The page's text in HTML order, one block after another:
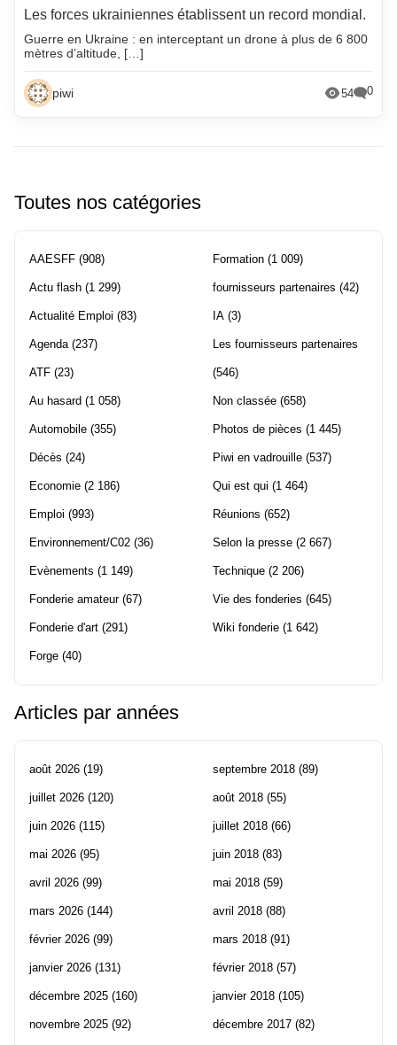
Les forces ukrainiennes établissent un record mondial.
Guerre en Ukraine : en interceptant un drone à plus de 6 800
mètres d’altitude, […]
piwi 54 0
Toutes nos catégories
AAESFF (908)
Actu flash (1 299)
Actualité Emploi (83)
Agenda(237)
ATF (23)
Au hasard (1 058)
Automobile (355)
Décès (24)
Economie (2 186)
Emploi (993)
Environnement/C02 (36)
Evènements (1 149)
Fonderie amateur(67)
Fonderie d'art (291)
Forge (40)
Formation (1 009)
fournisseurs partenaires (42)
IA (3)
Les fournisseurs partenaires
(546)
Non classée (658)
Photos de pièces (1 445)
Piwi en vadrouille (537)
Qui est qui (1 464)
Réunions (652)
Selon la presse (2 667)
Technique (2 206)
Vie des fonderies (645)
Wiki fonderie (1 642)
Articles par années
août 2026 (19)
juillet 2026 (120)
juin 2026 (115)
mai 2026 (95)
avril 2026 (99)
mars 2026 (144)
février 2026 (99)
janvier 2026 (131)
décembre 2025 (160)
novembre 2025 (92)
septembre 2018 (89)
août 2018 (55)
juillet 2018 (66)
juin 2018 (83)
mai 2018 (59)
avril 2018 (88)
mars 2018 (91)
février 2018 (57)
janvier 2018 (105)
décembre 2017 (82)